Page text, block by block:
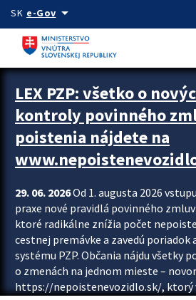
Preskocit na hlavný obsah
SK e-Govarrow_drop_down
Zastavit automatický posun upútavok
LEX PZP: všetko o
kontroly povinného
poistenia nájdete na
29. 06. 2026Od 1. augusta 2026
praxe nové pravidlá povinného
ktoré radikálne znížia počet
cestnej premávke a zavedú poriadok
systému PZP. Občania nájdu všetky
o zmenách na jednom mieste –
https://nepoistenevozidlo.sk/, ktorý